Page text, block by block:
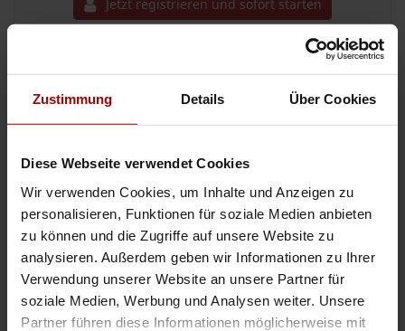
Zustimmung Details Über Cookies
Diese Webseite verwendet Cookies
Wir verwenden Cookies, um Inhalte und Anzeigen zu
personalisieren, Funktionen für soziale Medien anbieten
zu können und die Zugriffe auf unsere Website zu
analysieren. Außerdem geben wir Informationen zu Ihrer
Verwendung unserer Website an unsere Partner für
soziale Medien, Werbung und Analysen weiter. Unsere
Partner führen diese Informationen möglicherweise mit
Jetzt registrieren und sofort starten
Regionale Aufträge & Firmen
Glasreinigung in Hamburg
Glasreinigung in Hannover
Glasreinigung in Schleswig-Holstein
Aufträge & Firmen in Kiel
Aufträge & Firmen für Glasreinigung
Das können Sie als Nächstes tun